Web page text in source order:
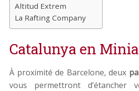
Altitud Extrem
La Rafting Company
Catalunya en
À proximité de Barcelone, deux
vous permettront d’étancher